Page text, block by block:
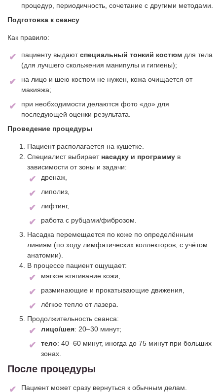
процедур, периодичность, сочетание с другими методами.
Подготовка к сеансу
Как правило:
пациенту выдаютспециальный тонкий костюм для тела
(для лучшего скольжения манипулы и гигиены);
на лицо и шею костюм не нужен, кожа очищается от
макияжа;
при необходимости делаются фото «до» для
последующей оценки результата.
Проведение процедуры
Пациент располагается на кушетке.
Специалист выбирает насадку и программу в
зависимости от зоны и задачи:
дренаж,
липолиз,
лифтинг,
работа с рубцами/фиброзом.
Насадка перемещается по коже по определённым
линиям (по ходу лимфатических коллекторов, с учётом
анатомии).
В процессе пациент ощущает:
мягкое втягивание кожи,
разминающие и прокатывающие движения,
лёгкое тепло от лазера.
Продолжительность сеанса:
лицо/шея: 20–30 минут;
тело: 40–60 минут, иногда до 75 минут при больших
зонах.
После процедуры
Пациент может сразу вернуться к обычным делам.